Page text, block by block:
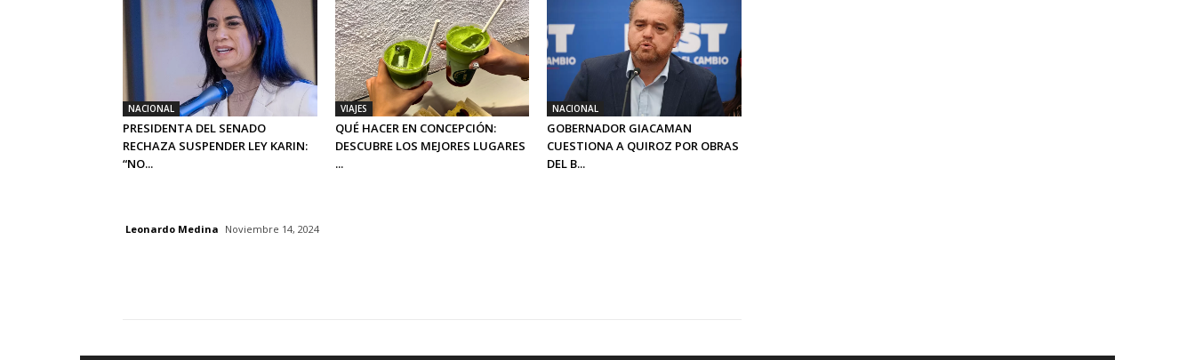
NACIONAL
PRESIDENTA DEL SENADO
RECHAZA SUSPENDER LEY KARIN:
“NO...
VIAJES
QUÉ HACER EN CONCEPCIÓN:
DESCUBRE LOS MEJORES LUGARES
...
NACIONAL
GOBERNADOR GIACAMAN
CUESTIONA A QUIROZ POR OBRAS
DEL B...
Leonardo Medina Noviembre 14, 2024